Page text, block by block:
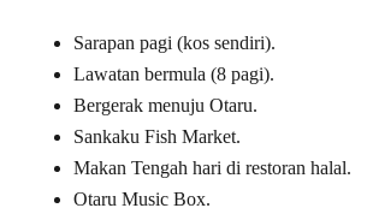
Sarapan pagi (kos sendiri).
Lawatan bermula (8 pagi).
Bergerak menuju Otaru.
Sankaku Fish Market.
Makan Tengah hari di restoran halal.
Otaru Music Box.